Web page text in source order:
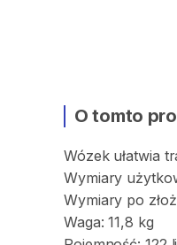
O tomto
Wózek ułatwia
Wymiary
Wymiary po
Waga: 11​,​8 kg